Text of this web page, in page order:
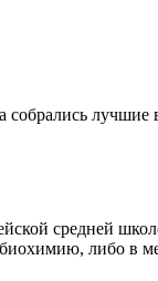
средней
биохимию, либо в